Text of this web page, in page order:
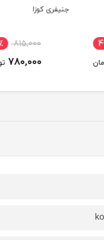
جنیفری کوزا
815,000 5٪
780,000 تومان